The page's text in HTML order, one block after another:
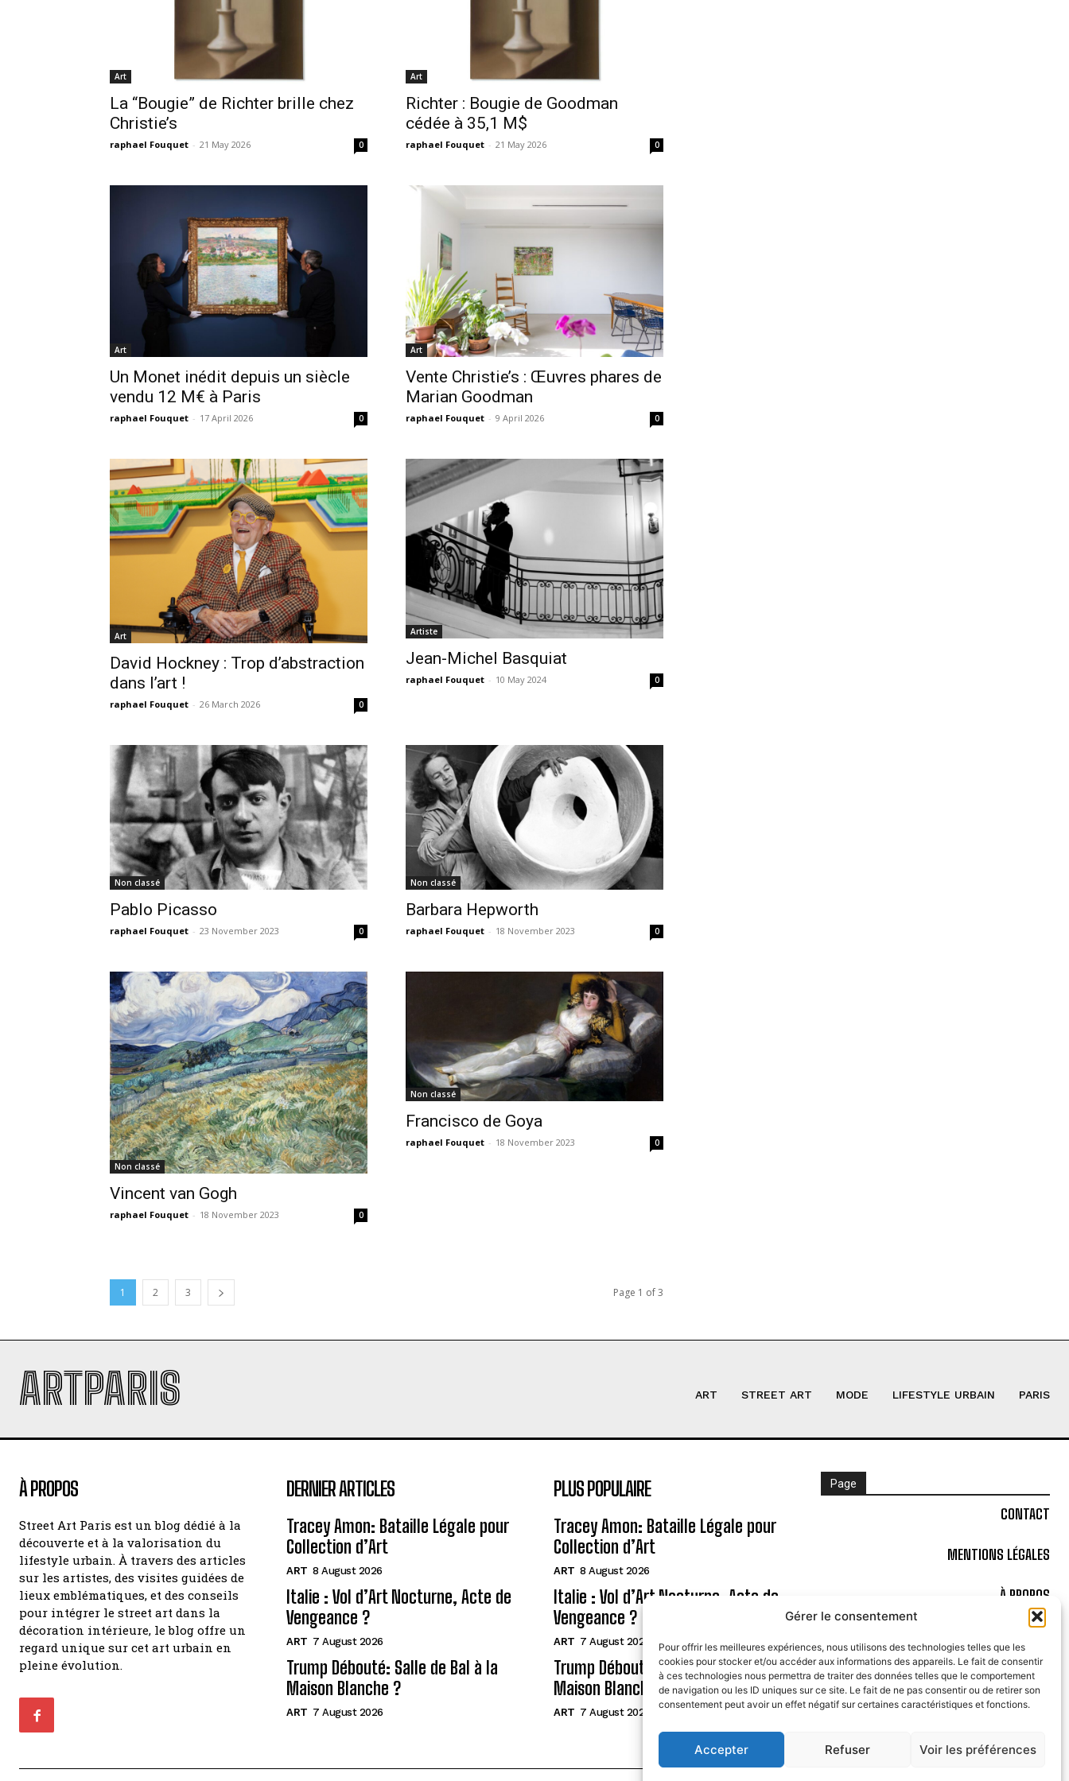
Gérer le consentement
Pour offrir les meilleures expériences, nous utilisons des technologies telles que les
cookies pour stocker et/ou accéder aux informations des appareils. Le fait de consentir
à ces technologies nous permettra de traiter des données telles que le comportement
de navigation ou les ID uniques sur ce site. Le fait de ne pas consentir ou de retirer son
consentement peut avoir un effet négatif sur certaines caractéristiques et fonctions.
Accepter Refuser Voir les préférences
Art
La “Bougie” de Richter brille chez
Christie’s
raphael Fouquet - 21 May 2026 0
Art
Richter : Bougie de Goodman
cédée à 35,1 M$
raphael Fouquet - 21 May 2026 0
Art
Un Monet inédit depuis un siècle
vendu 12 M€ à Paris
raphael Fouquet - 17 April 2026 0
Art
Vente Christie’s : Œuvres phares de
Marian Goodman
raphael Fouquet - 9 April 2026 0
Art
David Hockney : Trop d’abstraction
dans l’art !
raphael Fouquet - 26 March 2026 0
Artiste
Jean-Michel Basquiat
raphael Fouquet - 10 May 2024 0
Non classé
Pablo Picasso
raphael Fouquet - 23 November 2023 0
Non classé
Barbara Hepworth
raphael Fouquet - 18 November 2023 0
Non classé
Vincent van Gogh
raphael Fouquet - 18 November 2023 0
Non classé
Francisco de Goya
raphael Fouquet - 18 November 2023 0
1 2 3 Page 1 of 3
ARTPARIS ART STREET ART MODE LIFESTYLE URBAIN PARIS
À PROPOS
Street Art Paris est un blog dédié à la
découverte et à la valorisation du
lifestyle urbain. À travers des articles
sur les artistes, des visites guidées de
lieux emblématiques, et des conseils
pour intégrer le street art dans la
décoration intérieure, le blog offre un
regard unique sur cet art urbain en
pleine évolution.
DERNIER ARTICLES
Tracey Amon: Bataille Légale pour
Collection d’Art
ART 8 August 2026
Italie : Vol d’Art Nocturne, Acte de
Vengeance ?
ART 7 August 2026
Trump Débouté: Salle de Bal à la
Maison Blanche ?
ART 7 August 2026
PLUS POPULAIRE
Tracey Amon: Bataille Légale pour
Collection d’Art
ART 8 August 2026
Italie : Vol d’Art Nocturne, Acte de
Vengeance ?
ART 7 August 2026
Trump Débouté: Salle de Bal à la
Maison Blanche ?
ART 7 August 2026
Page
CONTACT
MENTIONS LÉGALES
À PROPOS